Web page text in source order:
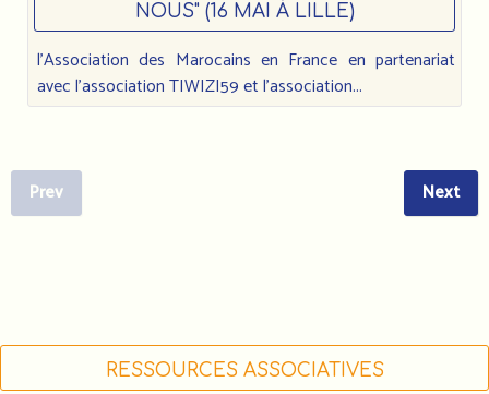
NOUS" (16 MAI À LILLE)
l'Association des Marocains en France en partenariat
avec l'association TIWIZI59 et l'association...
Prev Next
RESSOURCES ASSOCIATIVES